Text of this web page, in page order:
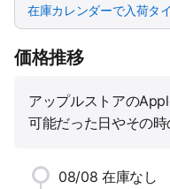
在庫カレンダーで入荷タ
価格推移
アップルストアの
可能だった日やその時
08/08 在庫なし